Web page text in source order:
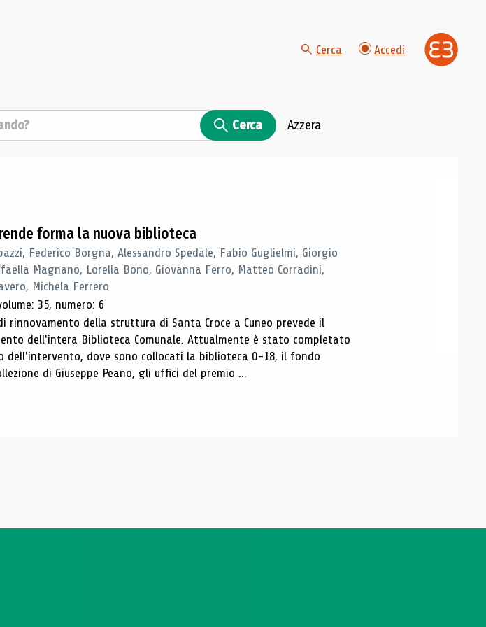
Cerca Accedi
Cerca Azzera
forma la nuova biblioteca
Federico Borgna, Alessandro Spedale, Fabio Guglielmi, Giorgio
Magnano, Lorella Bono, Giovanna Ferro, Matteo Corradini,
Michela Ferrero
35, numero: 6
rinnovamento della struttura di Santa Croce a Cuneo prevede il
dell'intera Biblioteca Comunale. Attualmente è stato completato
dell'intervento, dove sono collocati la biblioteca 0-18, il fondo
di Giuseppe Peano, gli uffici del premio ...